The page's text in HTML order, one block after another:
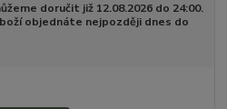
doručit již 12.08.2026 do 24:00.
objednáte nejpozději dnes do